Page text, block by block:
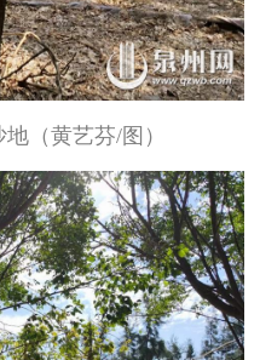
（黄艺芬/图）